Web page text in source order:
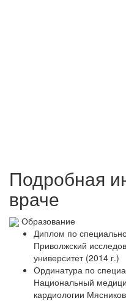
Подробная
враче
Образование
Диплом по
Приволжский
университет (2014 г.)
Ординатура по
Национальный
кардиологии